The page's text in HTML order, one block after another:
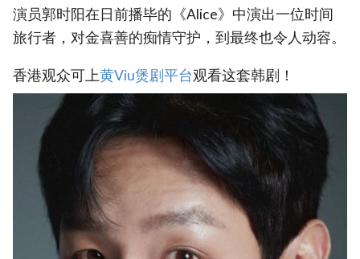
演员郭时阳在日前播毕的《Alice》中演出一位时间
旅行者，对金喜善的痴情守护，到最终也令人动容。
香港观众可上黄Viu煲剧平台观看这套韩剧！